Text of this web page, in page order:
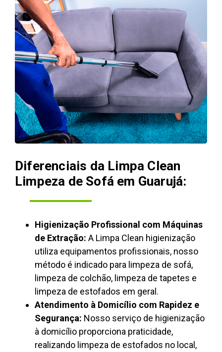
Diferenciais da Limpa Clean
Limpeza de Sofá em Guarujá:
Higienização Profissional com Máquinas
de Extração: A Limpa Clean higienização
utiliza equipamentos profissionais, nosso
método é indicado para limpeza de sofá,
limpeza de colchão, limpeza de tapetes e
limpeza de estofados em geral.
Atendimento à Domicílio com Rapidez e
Segurança: Nosso serviço de higienização
à domicílio proporciona praticidade,
realizando limpeza de estofados no local,